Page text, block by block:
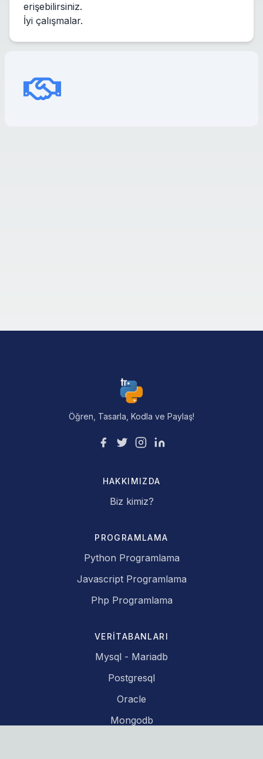
erişebilirsiniz.
İyi çalışmalar.
Öğren, Tasarla, Kodla ve Paylaş!
HAKKIMIZDA
Biz kimiz?
PROGRAMLAMA
Python Programlama
Javascript Programlama
Php Programlama
VERITABANLARI
Mysql - Mariadb
Postgresql
Oracle
Mongodb